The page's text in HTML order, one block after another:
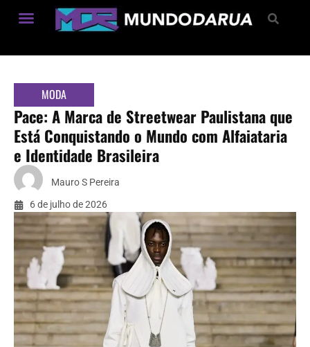
MODA
Pace: A Marca de Streetwear Paulistana que
Está Conquistando o Mundo com Alfaiataria
e Identidade Brasileira
Mauro S Pereira
6 de julho de 2026